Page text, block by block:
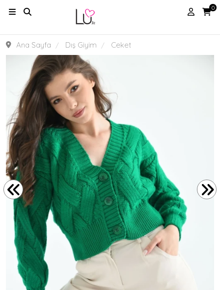
0
Ana Sayfa Dış Giyim Ceket